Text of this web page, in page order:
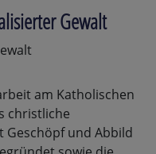
Gewalt
am Katholischen
christliche
Geschöpf und Abbild